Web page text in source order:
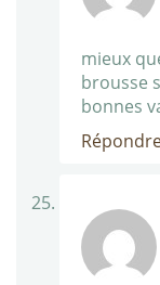
mieux
brousse
bonnes